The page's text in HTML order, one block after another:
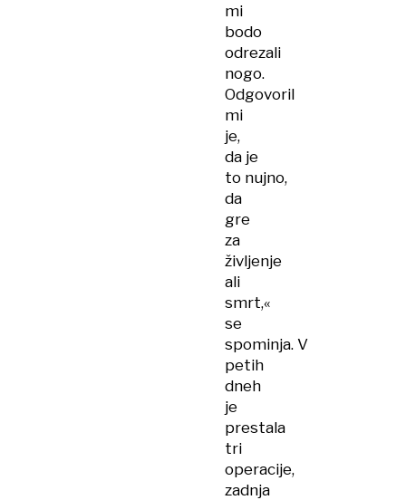
mi
bodo
odrezali
nogo.
Odgovoril
mi
je,
da je
to nujno,
da
gre
za
življenje
ali
smrt,«
se
spominja. V
petih
dneh
je
prestala
tri
operacije,
zadnja